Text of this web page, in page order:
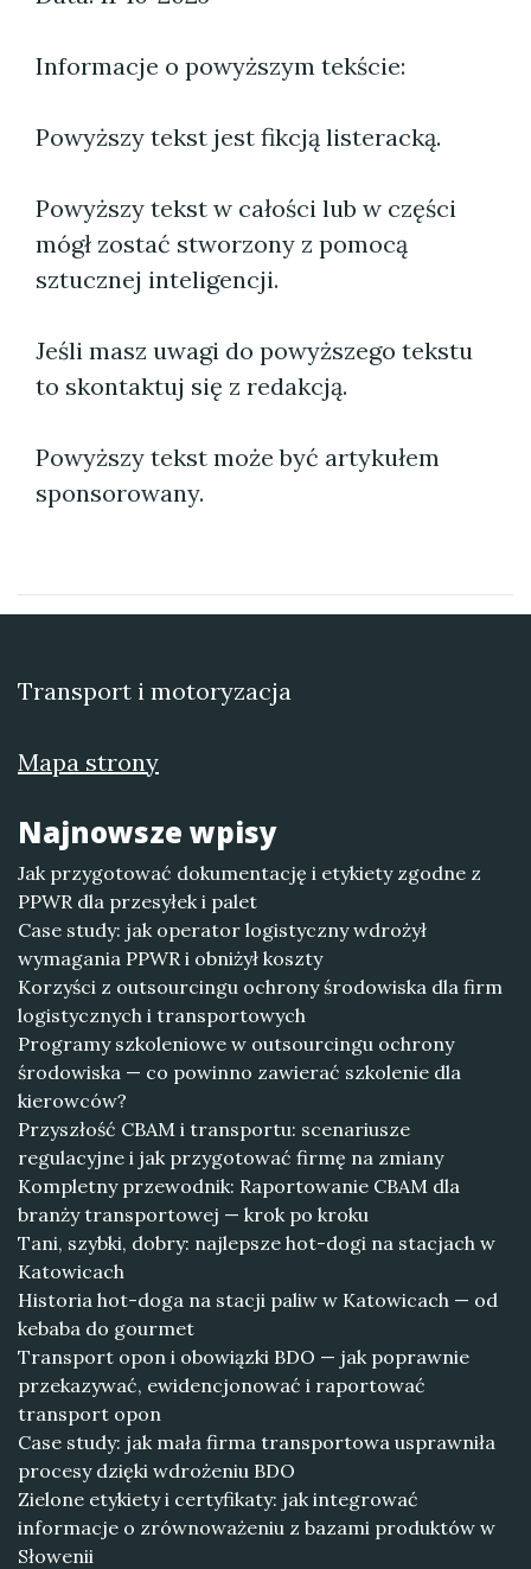
Informacje o powyższym tekście:
Powyższy tekst jest fikcją listeracką.
Powyższy tekst w całości lub w części
mógł zostać stworzony z pomocą
sztucznej inteligencji.
Jeśli masz uwagi do powyższego tekstu
to skontaktuj się z redakcją.
Powyższy tekst może być artykułem
sponsorowany.
Transport i motoryzacja
Mapa strony
Najnowsze wpisy
Jak przygotować dokumentację i etykiety zgodne z
PPWR dla przesyłek i palet
Case study: jak operator logistyczny wdrożył
wymagania PPWR i obniżył koszty
Korzyści z outsourcingu ochrony środowiska dla firm
logistycznych i transportowych
Programy szkoleniowe w outsourcingu ochrony
środowiska — co powinno zawierać szkolenie dla
kierowców?
Przyszłość CBAM i transportu: scenariusze
regulacyjne i jak przygotować firmę na zmiany
Kompletny przewodnik: Raportowanie CBAM dla
branży transportowej — krok po kroku
Tani, szybki, dobry: najlepsze hot-dogi na stacjach w
Katowicach
Historia hot-doga na stacji paliw w Katowicach — od
kebaba do gourmet
Transport opon i obowiązki BDO — jak poprawnie
przekazywać, ewidencjonować i raportować
transport opon
Case study: jak mała firma transportowa usprawniła
procesy dzięki wdrożeniu BDO
Zielone etykiety i certyfikaty: jak integrować
informacje o zrównoważeniu z bazami produktów w
Słowenii